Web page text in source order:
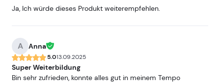
Ja, Ich würde dieses Produkt weiterempfehlen.
A Anna
5.013.09.2025
Super Weiterbildung
Bin sehr zufrieden, konnte alles gut in meinem Tempo